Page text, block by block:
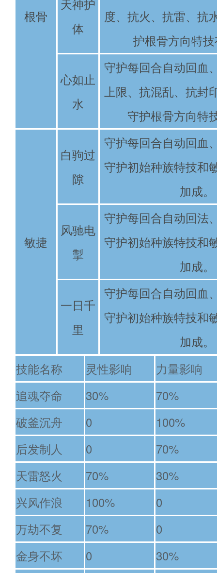
根骨
天神护
体
度、抗火、抗雷、抗
护根骨方向特
心如止
水
守护每回合自动回血
上限、抗混乱、抗封
守护根骨方向特
敏捷
白驹过
隙
守护每回合自动回血
守护初始种族特技和
加成。
风驰电
掣
守护每回合自动回法
守护初始种族特技和
加成。
一日千
里
守护每回合自动回血
守护初始种族特技和
加成。
技能名称
灵性影响
力量影响
追魂夺命
30%
70%
破釜沉舟
0
100%
后发制人
0
70%
天雷怒火
70%
30%
兴风作浪
100%
0
万劫不复
70%
0
金身不坏
0
30%